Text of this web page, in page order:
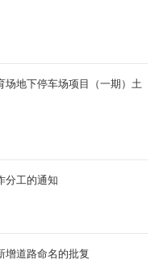
场地下停车场项目（一期）土
分工的通知
增道路命名的批复